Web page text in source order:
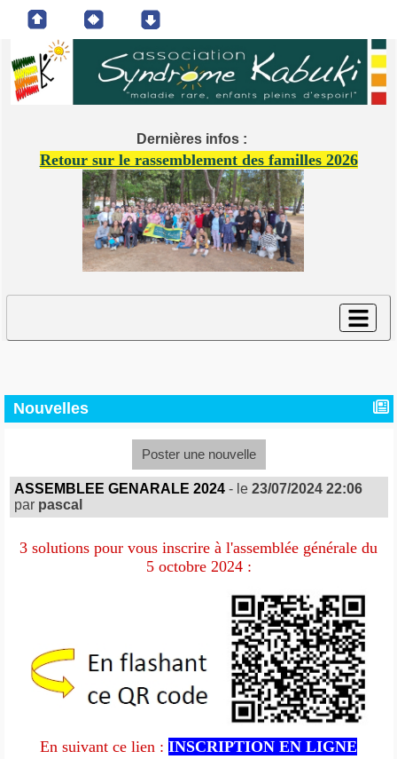
Dernières infos :
Retour sur le rassemblement des familles 2026
Nouvelles
Poster une nouvelle
ASSEMBLEE GENARALE 2024 - le 23/07/2024 22:06
par pascal
3 solutions pour vous inscrire à l'assemblée générale du
5 octobre 2024 :
En suivant ce lien : INSCRIPTION EN LIGNE